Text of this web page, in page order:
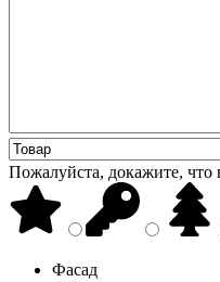
Пожалуйста, докажите, что
Фасад